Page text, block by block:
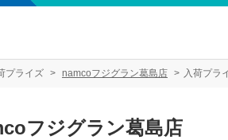
プライズ namcoフジグラン葛島店 入荷プラ
フジグラン葛島店